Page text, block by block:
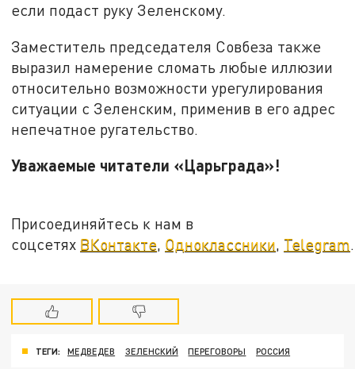
если подаст руку Зеленскому.
Заместитель председателя Совбеза также
выразил намерение сломать любые иллюзии
относительно возможности урегулирования
ситуации с Зеленским, применив в его адрес
непечатное ругательство.
Уважаемые читатели «Царьграда»!
Присоединяйтесь к нам в
соцсетях ВКонтакте, Одноклассники, Telegram.
ТЕГИ: МЕДВЕДЕВ ЗЕЛЕНСКИЙ ПЕРЕГОВОРЫ РОССИЯ